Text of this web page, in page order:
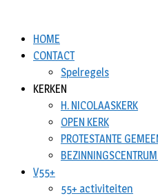
HOME
CONTACT
Spelregels
KERKEN
H. NICOLAASKERK
OPEN KERK
PROTESTANTE
V55+
55+ activiteiten